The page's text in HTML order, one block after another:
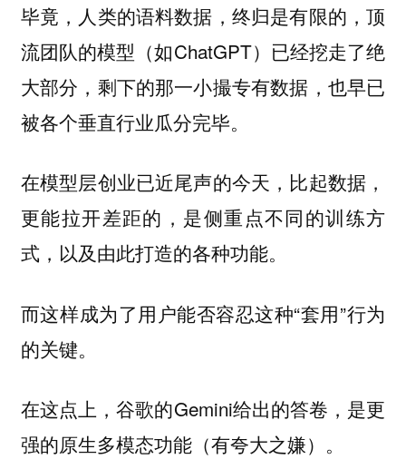
毕竟，人类的语料数据，终归是有限的，顶
流团队的模型（如ChatGPT）已经挖走了绝
大部分，剩下的那一小撮专有数据，也早已
被各个垂直行业瓜分完毕。
在模型层创业已近尾声的今天，比起数据，
更能拉开差距的，是侧重点不同的训练方
式，以及由此打造的各种功能。
而这样成为了用户能否容忍这种“套用”行为
的关键。
在这点上，谷歌的Gemini给出的答卷，是更
强的原生多模态功能（有夸大之嫌）。